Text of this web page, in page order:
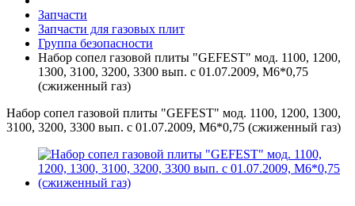
Запчасти
Запчасти для газовых плит
Группа безопасности
Набор сопел газовой плиты "GEFEST" мод. 1100, 1200,
1300, 3100, 3200, 3300 вып. с 01.07.2009, М6*0,75
(сжиженный газ)
Набор сопел газовой плиты "GEFEST" мод. 1100, 1200, 1300,
3100, 3200, 3300 вып. с 01.07.2009, М6*0,75 (сжиженный газ)